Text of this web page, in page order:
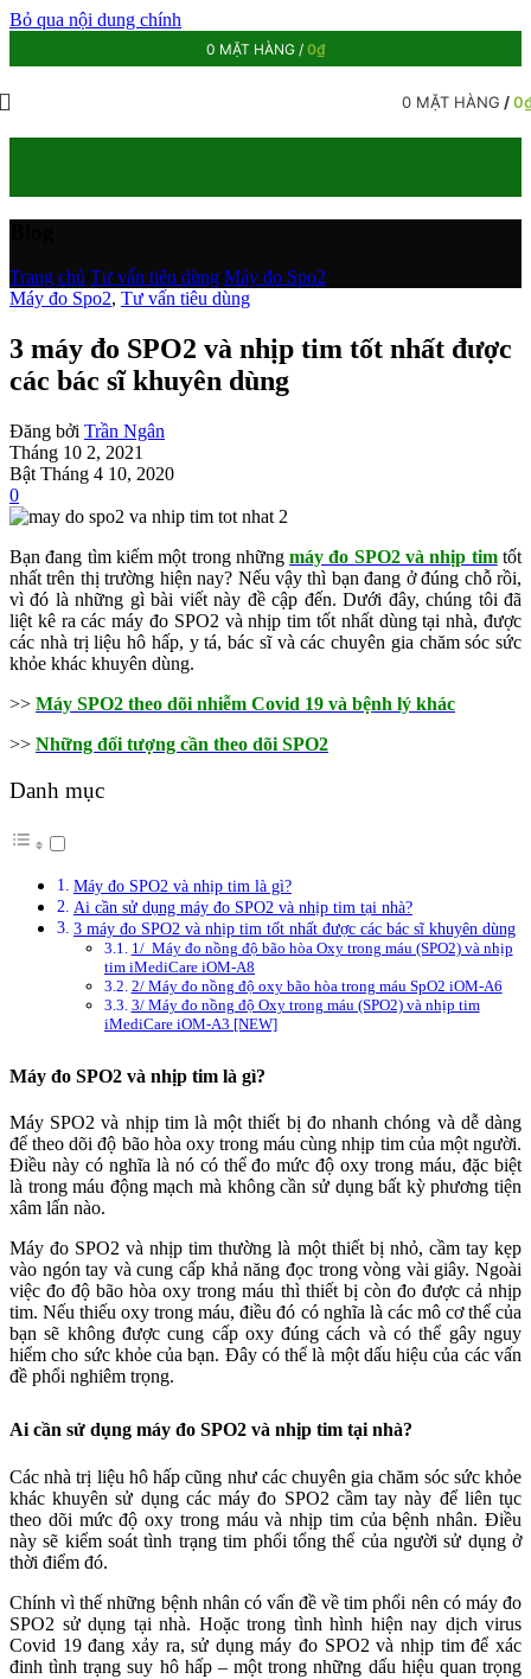
Bỏ qua nội dung chính
0 MẶT HÀNG / 0₫
0 MẶT HÀNG /0
Trang chủ Tư vấn tiêu dùng Máy đo Spo2
Máy đo Spo2, Tư vấn tiêu dùng
3 máy đo SPO2 và nhịp tim tốt nhất được
các bác sĩ khuyên dùng
Đăng bởi Trần Ngân
Tháng 10 2, 2021
Bật Tháng 4 10, 2020
0
Bạn đang tìm kiếm một trong nhữngmáy đo SPO2 và nhịp timtốt
nhất trên thị trường hiện nay? Nếu vậy thì bạn đang ở đúng chỗ rồi,
vì đó là những gì bài viết này đề cập đến. Dưới đây, chúng tôi đã
liệt kê ra các máy đo SPO2 và nhịp tim tốt nhất dùng tại nhà, được
các nhà trị liệu hô hấp, y tá, bác sĩ và các chuyên gia chăm sóc sức
khỏe khác khuyên dùng.
>> Máy SPO2 theo dõi nhiễm Covid 19 và bệnh lý khác
>> Những đối tượng cần theo dõi SPO2
Danh mục
Máy đo SPO2 và nhịp tim là gì?
Ai cần sử dụng máy đo SPO2 và nhịp tim tại nhà?
3 máy đo SPO2 và nhịp tim tốt nhất được các bác sĩ khuyên dùng
1/ Máy đo nồng độ bão hòa Oxy trong máu (SPO2) và nhịp
tim iMediCare iOM-A8
2/ Máy đo nồng độ oxy bão hòa trong máu SpO2 iOM-A6
3/ Máy đo nồng độ Oxy trong máu (SPO2) và nhịp tim
iMediCare iOM-A3 [NEW]
Máy đo SPO2 và nhịp tim là gì?
Máy SPO2 và nhịp tim là một thiết bị đo nhanh chóng và dễ dàng
để theo dõi độ bão hòa oxy trong máu cùng nhịp tim của một người.
Điều này có nghĩa là nó có thể đo mức độ oxy trong máu, đặc biệt
là trong máu động mạch mà không cần sử dụng bất kỳ phương tiện
xâm lấn nào.
Máy đo SPO2 và nhịp tim thường là một thiết bị nhỏ, cầm tay kẹp
vào ngón tay và cung cấp khả năng đọc trong vòng vài giây. Ngoài
việc đo độ bão hòa oxy trong máu thì thiết bị còn đo được cả nhịp
tim. Nếu thiếu oxy trong máu, điều đó có nghĩa là các mô cơ thể của
bạn sẽ không được cung cấp oxy đúng cách và có thể gây nguy
hiểm cho sức khỏe của bạn. Đây có thể là một dấu hiệu của các vấn
đề phổi nghiêm trọng.
Ai cần sử dụng máy đo SPO2 và nhịp tim tại nhà?
Các nhà trị liệu hô hấp cũng như các chuyên gia chăm sóc sức khỏe
khác khuyên sử dụng các máy đo SPO2 cầm tay này để liên tục
theo dõi mức độ oxy trong máu và nhịp tim của bệnh nhân. Điều
này sẽ kiểm soát tình trạng tim phổi tổng thể của người sử dụng ở
thời điểm đó.
Chính vì thế những bệnh nhân có vấn đề về tim phổi nên có máy đo
SPO2 sử dụng tại nhà. Hoặc trong tình hình hiện nay dịch virus
Covid 19 đang xảy ra, sử dụng máy đo SPO2 và nhịp tim để xác
đinh tình trạng suy hô hấp – một trong những dấu hiệu quan trọng